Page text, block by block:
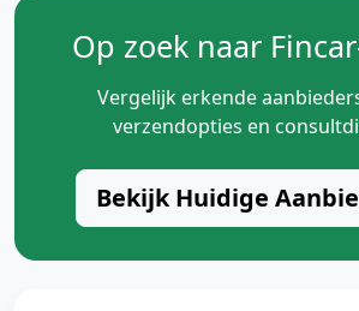
Op zoek naar
Vergelijk erkende
verzendopties en
Bekijk Huidige